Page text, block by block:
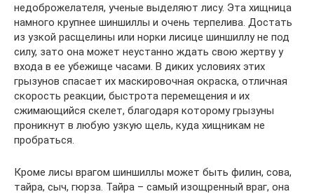
недоброжелателя, ученые выделяют лису. Эта хищница
намного крупнее шиншиллы и очень терпелива. Достать
из узкой расщелины или норки лисице шиншиллу не под
силу, зато она может неустанно ждать свою жертву у
входа в ее убежище часами. В диких условиях этих
грызунов спасает их маскировочная окраска, отличная
скорость реакции, быстрота перемещения и их
сжимающийся скелет, благодаря которому грызуны
проникнут в любую узкую щель, куда хищникам не
пробраться.
Кроме лисы врагом шиншиллы может быть филин, сова,
тайра, сыч, гюрза. Тайра – самый изощренный враг, она